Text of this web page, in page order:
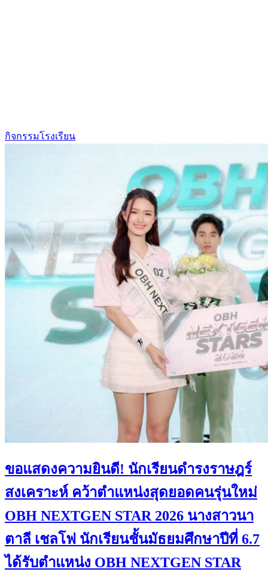
กิจกรรมโรงเรียน
ขอแสดงความยินดี! นักเรียนดำรงราษฎร์
สงเคราะห์ คว้าตำแหน่งสุดยอดคนรุ่นใหม่
OBH NEXTGEN STAR 2026 นางสาวนา
ตาลี เชลโฟ นักเรียนชั้นมัธยมศึกษาปีที่ 6.7
ได้รับตำแหน่ง OBH NEXTGEN STAR